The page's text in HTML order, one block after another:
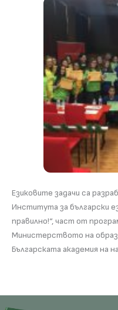
Езиковите задачи са
Института за български
правилно!“, част от
Министерството на
Българската академия на